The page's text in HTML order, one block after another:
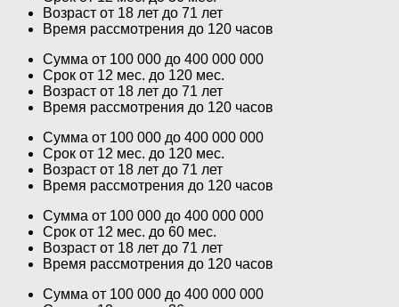
Возраст от 18 лет до 71 лет
Время рассмотрения до 120 часов
Сумма от 100 000 до 400 000 000
Срок от 12 мес. до 120 мес.
Возраст от 18 лет до 71 лет
Время рассмотрения до 120 часов
Сумма от 100 000 до 400 000 000
Срок от 12 мес. до 120 мес.
Возраст от 18 лет до 71 лет
Время рассмотрения до 120 часов
Сумма от 100 000 до 400 000 000
Срок от 12 мес. до 60 мес.
Возраст от 18 лет до 71 лет
Время рассмотрения до 120 часов
Сумма от 100 000 до 400 000 000